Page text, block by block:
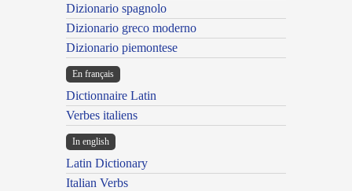
Dizionario spagnolo
Dizionario greco moderno
Dizionario piemontese
En français
Dictionnaire Latin
Verbes italiens
In english
Latin Dictionary
Italian Verbs